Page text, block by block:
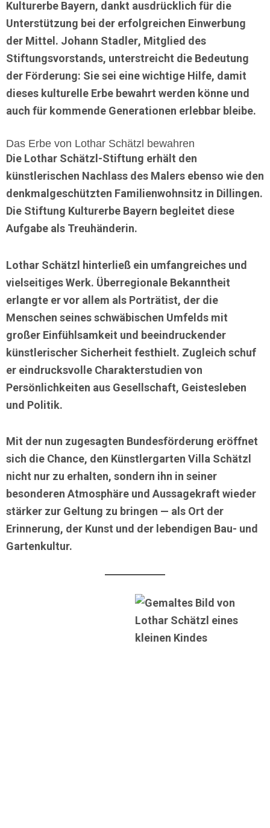
Kulturerbe Bayern, dankt ausdrücklich für die
Unterstützung bei der erfolgreichen Einwerbung
der Mittel. Johann Stadler, Mitglied des
Stiftungsvorstands, unterstreicht die Bedeutung
der Förderung: Sie sei eine wichtige Hilfe, damit
dieses kulturelle Erbe bewahrt werden könne und
auch für kommende Generationen erlebbar bleibe.
Das Erbe von Lothar Schätzl bewahren
Die Lothar Schätzl-Stiftung erhält den
künstlerischen Nachlass des Malers ebenso wie den
denkmalgeschützten Familienwohnsitz in Dillingen.
Die Stiftung Kulturerbe Bayern begleitet diese
Aufgabe als Treuhänderin.
Lothar Schätzl hinterließ ein umfangreiches und
vielseitiges Werk. Überregionale Bekanntheit
erlangte er vor allem als Porträtist, der die
Menschen seines schwäbischen Umfelds mit
großer Einfühlsamkeit und beeindruckender
künstlerischer Sicherheit festhielt. Zugleich schuf
er eindrucksvolle Charakterstudien von
Persönlichkeiten aus Gesellschaft, Geistesleben
und Politik.
Mit der nun zugesagten Bundesförderung eröffnet
sich die Chance, den Künstlergarten Villa Schätzl
nicht nur zu erhalten, sondern ihn in seiner
besonderen Atmosphäre und Aussagekraft wieder
stärker zur Geltung zu bringen — als Ort der
Erinnerung, der Kunst und der lebendigen Bau- und
Gartenkultur.